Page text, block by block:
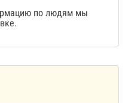
по людям мы